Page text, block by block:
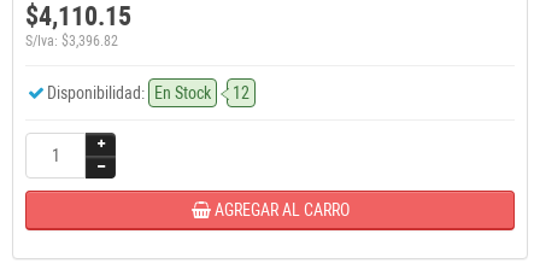
$4,110.15
S/Iva: $3,396.82
Disponibilidad: En Stock 12
AGREGAR AL CARRO